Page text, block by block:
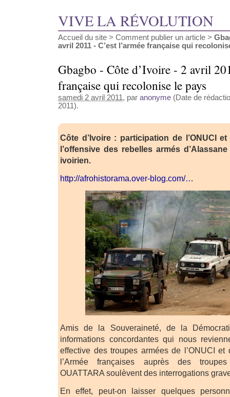
VIVE LA RÉVOLUTION
Accueil du site > Comment publier un article >
avril 2011 - C’est l’armée française qui
Gbagbo - Côte d’Ivoire - 2 avril
française qui recolonise le pays
samedi 2 avril 2011 , par anonyme (Date de
2011).
Côte d’Ivoire : participation de l’ONUCI
l’offensive des rebelles armés
ivoirien.
http://afrohistorama.over-blog.com/…
Amis de la Souveraineté, de la
informations concordantes qui nous
effective des troupes armées de l’ONUCI
l’Armée françaises auprès des
OUATTARA soulèvent des interrogations
En effet, peut-on laisser quelques